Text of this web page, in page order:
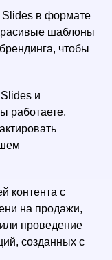
Slides в формате
шаблоны
чтобы
и
работаете,
контента с
на продажи,
проведение
созданных с